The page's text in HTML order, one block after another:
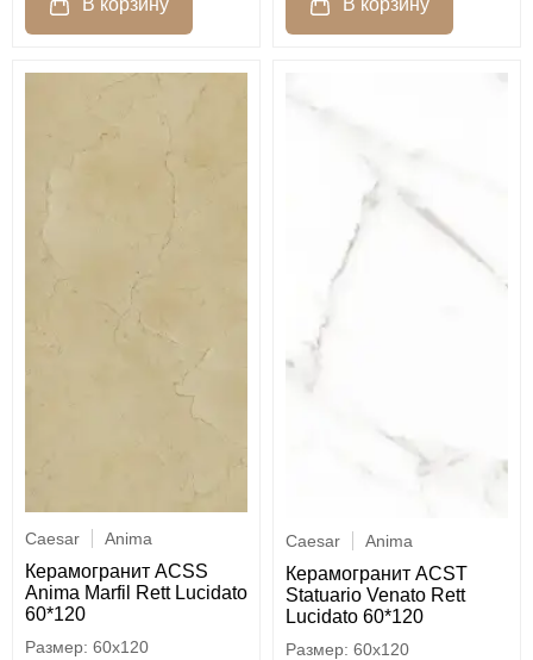
Caesar Anima
Керамогранит ACSS
Anima Marfil Rett Lucidato
60*120
60x120
Caesar Anima
Керамогранит ACST
Statuario Venato Rett
Lucidato 60*120
60x120